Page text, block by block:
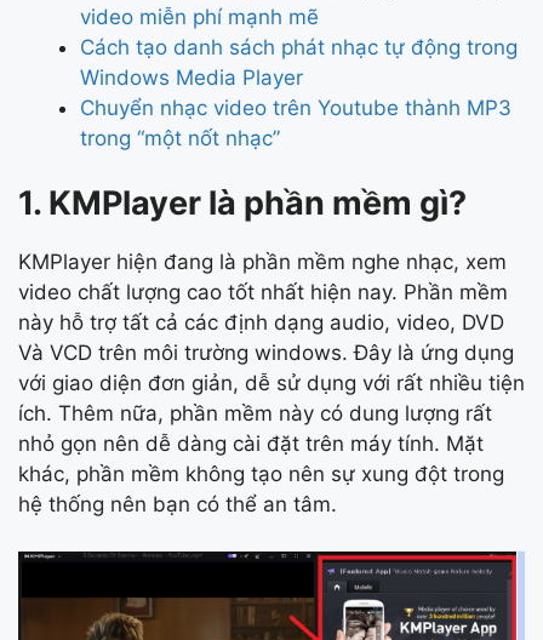
video miễn phí mạnh mẽ
Cách tạo danh sách phát nhạc tự động trong
Windows Media Player
Chuyển nhạc video trên Youtube thành MP3
trong “một nốt nhạc”
1. KMPlayer là phần mềm gì?
KMPlayer hiện đang là phần mềm nghe nhạc, xem
video chất lượng cao tốt nhất hiện nay. Phần mềm
này hỗ trợ tất cả các định dạng audio, video, DVD
Và VCD trên môi trường windows. Đây là ứng dụng
với giao diện đơn giản, dễ sử dụng với rất nhiều tiện
ích. Thêm nữa, phần mềm này có dung lượng rất
nhỏ gọn nên dễ dàng cài đặt trên máy tính. Mặt
khác, phần mềm không tạo nên sự xung đột trong
hệ thống nên bạn có thể an tâm.